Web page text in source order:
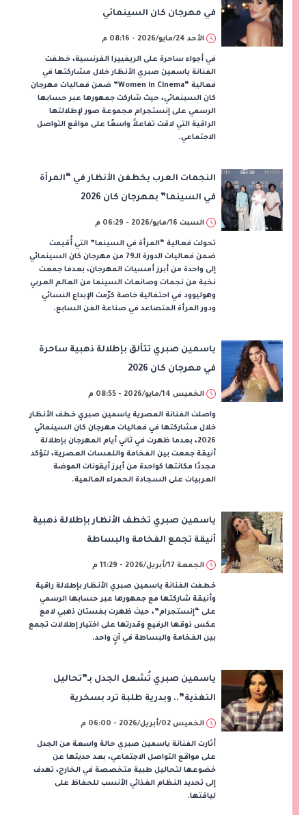
في مهرجان كان السينمائي
الأحد 24/مايو/2026 - 08:16 م
في أجواء ساحرة على الريفييرا الفرنسية، خطفت
الفنانة ياسمين صبري الأنظار خلال مشاركتها في
فعالية “Women in Cinema” ضمن فعاليات مهرجان
كان السينمائي، حيث شاركت جمهورها عبر حسابها
الرسمي على إنستجرام مجموعة صور لإطلالتها
الراقية التي لاقت تفاعلاً واسعًا على مواقع التواصل
الاجتماعي.
النجمات العرب يخطفن الأنظار في “المرأة
في السينما” بمهرجان كان 2026
السبت 16/مايو/2026 - 06:29 م
تحولت فعالية “المرأة في السينما” التي أُقيمت
ضمن فعاليات الدورة الـ79 من مهرجان كان السينمائي
إلى واحدة من أبرز أمسيات المهرجان، بعدما جمعت
نخبة من نجمات وصانعات السينما من العالم العربي
وهوليوود في احتفالية خاصة كرّمت الإبداع النسائي
ودور المرأة المتصاعد في صناعة الفن السابع.
ياسمين صبري تتألق بإطلالة ذهبية ساحرة
في مهرجان كان 2026
الخميس 14/مايو/2026 - 08:55 م
واصلت الفنانة المصرية ياسمين صبري خطف الأنظار
خلال مشاركتها في فعاليات مهرجان كان السينمائي
2026، بعدما ظهرت في ثاني أيام المهرجان بإطلالة
أنيقة جمعت بين الفخامة واللمسات العصرية، لتؤكد
مجددًا مكانتها كواحدة من أبرز أيقونات الموضة
العربيات على السجادة الحمراء العالمية.
ياسمين صبري تخطف الأنظار بإطلالة ذهبية
أنيقة تجمع الفخامة والبساطة
الجمعة 17/أبريل/2026 - 11:29 م
خطفت الفنانة ياسمين صبري الأنظار بإطلالة راقية
وأنيقة شاركتها مع جمهورها عبر حسابها الرسمي
على “إنستجرام”، حيث ظهرت بفستان ذهبي لامع
عكس ذوقها الرفيع وقدرتها على اختيار إطلالات تجمع
بين الفخامة والبساطة في آنٍ واحد.
ياسمين صبري تُشعل الجدل بـ”تحاليل
التغذية”.. وبدرية طلبة ترد بسخرية
الخميس 02/أبريل/2026 - 06:00 م
أثارت الفنانة ياسمين صبري حالة واسعة من الجدل
على مواقع التواصل الاجتماعي، بعد حديثها عن
خضوعها لتحاليل طبية متخصصة في الخارج، تهدف
إلى تحديد النظام الغذائي الأنسب للحفاظ على
لياقتها.